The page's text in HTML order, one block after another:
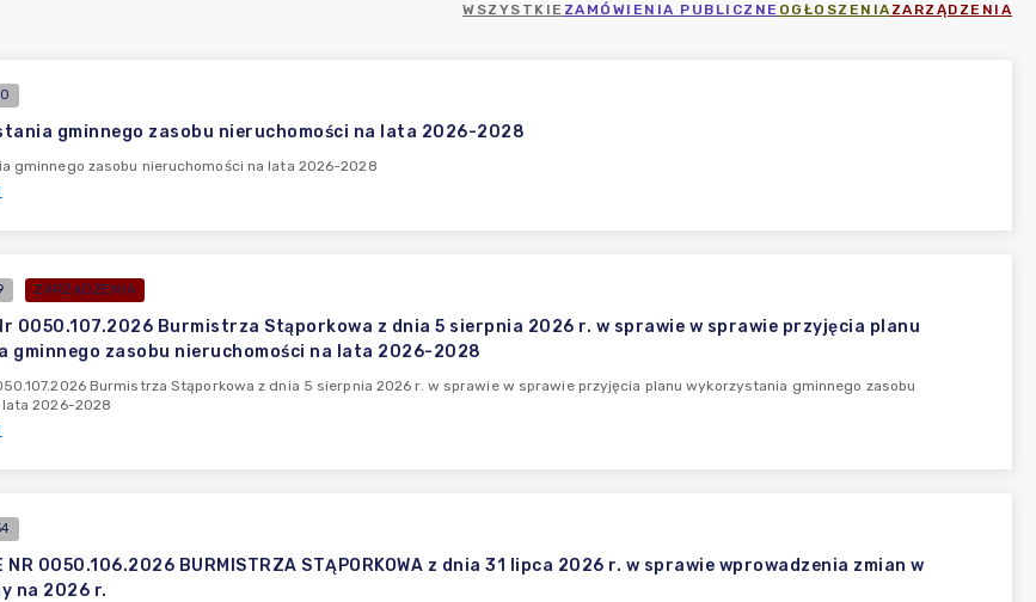
WSZYSTKIE ZAMÓWIENIA PUBLICZNE OGŁOSZENIA ZARZĄDZENIA
gminnego zasobu nieruchomości na lata 2026-2028
gminnego zasobu nieruchomości na lata 2026-2028
ZARZĄDZENIA
0050.107.2026 Burmistrza Stąporkowa z dnia 5 sierpnia 2026 r. w sprawie w sprawie przyjęcia planu
gminnego zasobu nieruchomości na lata 2026-2028
Burmistrza Stąporkowa z dnia 5 sierpnia 2026 r. w sprawie w sprawie przyjęcia planu wykorzystania gminnego zasobu
2026-2028
NR 0050.106.2026 BURMISTRZA STĄPORKOWA z dnia 31 lipca 2026 r. w sprawie wprowadzenia zmian w
na 2026 r.